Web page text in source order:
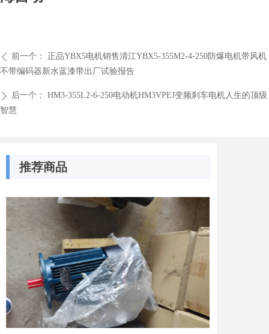
ꄴ 前一个：
正品YBX5电机销售清江YBX5-355M2-4-250防爆电机带风机
不带编码器新水蓝漆带出厂试验报告
ꄲ 后一个：
HM3-355L2-6-250电动机HM3VPEJ变频刹车电机人生的顶级
智慧
推荐商品